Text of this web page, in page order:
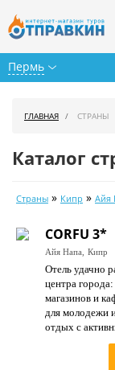
Пермь
Календарь туров
Цены дня
Страны
Как купить
ГЛАВНАЯ СТРАНЫ
Каталог
Страны » Кипр » Айя
CORFU 3*
Айя Напа, Кипр
Отель удачно
центра
магазинов и
для молодежи
отдых с